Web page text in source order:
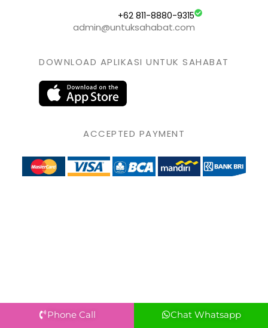
+62 811-8880-9315
admin@untuksahabat.com
DOWNLOAD APLIKASI UNTUK SAHABAT
ACCEPTED PAYMENT
Phone Call Chat Whatsapp